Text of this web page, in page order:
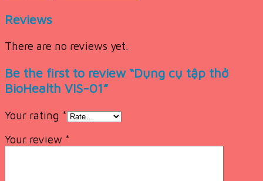
Reviews
There are no reviews yet.
Be the first to review “Dụng cụ tập thở
BioHealth VIS-01”
Your rating *
Your review *